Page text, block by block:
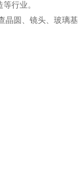
行业。
晶圆、镜头、玻璃